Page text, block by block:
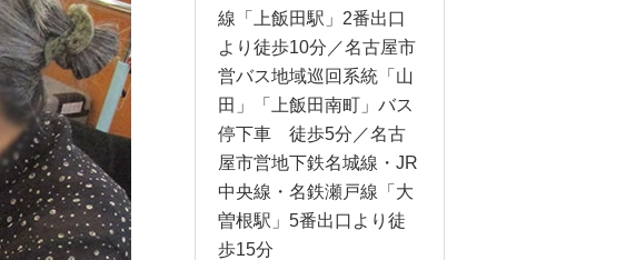
線「上飯田駅」2番出口
より徒歩10分／名古屋市
営バス地域巡回系統「山
田」「上飯田南町」バス
停下車 徒歩5分／名古
屋市営地下鉄名城線・JR
中央線・名鉄瀬戸線「大
曽根駅」5番出口より徒
歩15分